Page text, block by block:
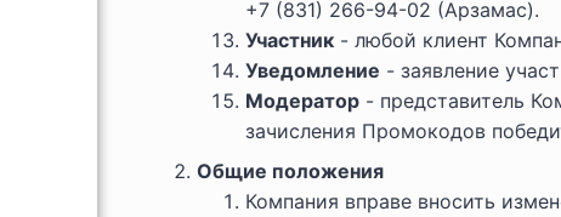
+7 (831) 266-94-02 (Арзамас).
Участник - любой клиент
Уведомление - заявление
Модератор - представитель
зачисления Промокодов
Общие положения
Компания вправе вносить